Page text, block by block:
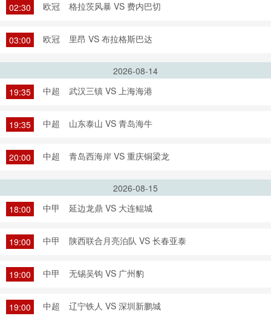
02:30 欧冠 格拉茨风暴 VS 费内巴切
03:00 欧冠 里昂 VS 布拉格斯巴达
2026-08-14
19:35
中超 武汉三镇 VS 上海海港
19:35 中超 山东泰山 VS 青岛海牛
20:00 中超 青岛西海岸 VS 重庆铜梁龙
2026-08-15
18:00
中甲 延边龙鼎 VS 大连鲲城
19:00 中甲 陕西联合月亮泊队 VS 长春亚泰
19:00 中甲 无锡吴钩 VS 广州豹
19:00 中超 辽宁铁人 VS 深圳新鹏城